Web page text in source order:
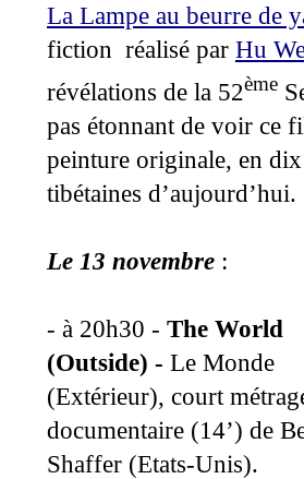
La Lampe au beurre de
fiction réalisé par Hu
révélations de la 52ème
pas étonnant de voir ce
peinture originale, en
tibétaines d’aujourd’hui.
Le 13 novembre :
- à 20h30 - The World
(Outside) - Le Monde
(Extérieur), court
documentaire (14’) de
Shaffer (Etats-Unis).